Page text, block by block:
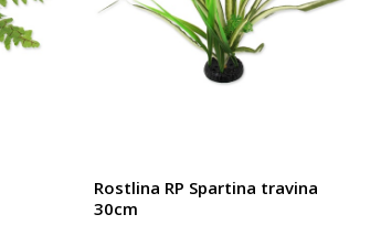
Rostlina RP Spartina travina
30cm